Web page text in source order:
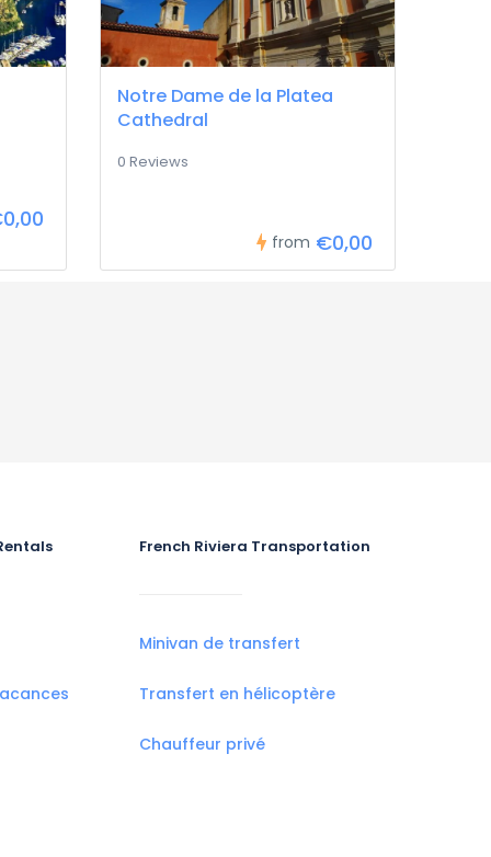
Notre Dame de la Platea
Cathedral
0 Reviews
from €0,00
French Riviera Transportation
Minivan de transfert
Transfert en hélicoptère
Chauffeur privé